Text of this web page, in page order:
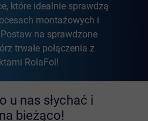
które idealnie sprawdzą
montażowych i
na sprawdzone
trwałe połączenia z
RolaFol!
u nas słychać i
bieżąco!